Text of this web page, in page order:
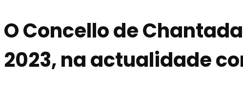
O Concello de
2023, na actualidade